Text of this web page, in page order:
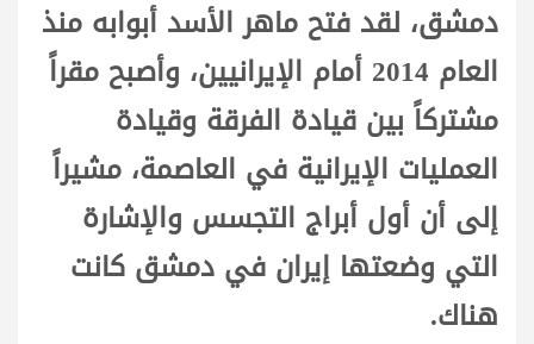
دمشق، لقد فتح ماهر الأسد أبوابه منذ
العام 2014 أمام الإيرانيين، وأصبح مقراً
مشتركاً بين قيادة الفرقة وقيادة
العمليات الإيرانية في العاصمة، مشيراً
إلى أن أول أبراج التجسس والإشارة
التي وضعتها إيران في دمشق كانت
هناك.